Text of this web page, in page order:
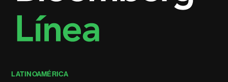
LATINOAMÉRICA